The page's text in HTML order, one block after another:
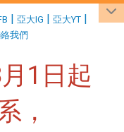
| 亞大IG | 亞大YT |
我們
1日起
，